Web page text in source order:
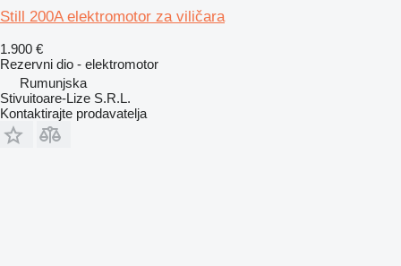
Still 200A elektromotor za viličara
1.900 €
Rezervni dio - elektromotor
Rumunjska
Stivuitoare-Lize S.R.L.
Kontaktirajte prodavatelja